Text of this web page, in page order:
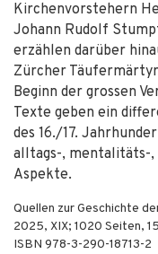
Kirchenvorstehern
Johann Rudolf
erzählen darüber
Zürcher
Beginn der gros­sen
Texte geben ein
des 16./17.
alltags-, mentalitäts-,
Aspekte.
Quellen zur Geschichte
2025, XIX; 1020 Seiten,
ISBN 978-3-290-18713-2